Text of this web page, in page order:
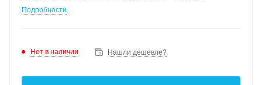
Подробности
Нет в наличии Нашли дешевле?